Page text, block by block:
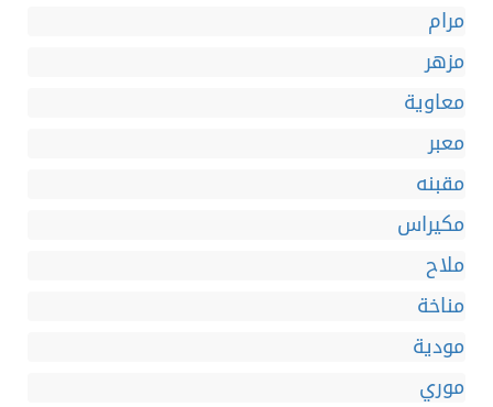
مرام
مزهر
معاوية
معبر
مقبنه
مكيراس
ملاح
مناخة
مودية
موري